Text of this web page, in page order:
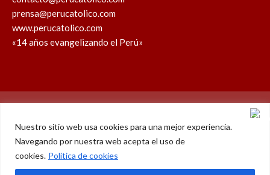
Nuestro sitio web usa cookies para una mejor experiencia.
Navegando por nuestra web acepta el uso de
cookies. Política de cookies
prensa@perucatolico.com
www.perucatolico.com
«14 años evangelizando el Perú»
WhatsAppFacebookYoutubeInstagram
X
© Derechos reservados 2026 – Perú Católico | 14 años